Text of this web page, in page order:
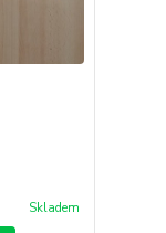
Skladem